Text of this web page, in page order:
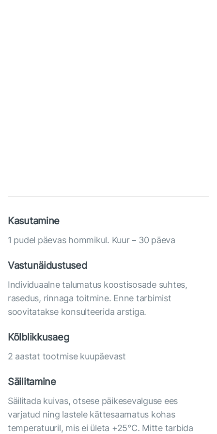
Kasutamine
1 pudel päevas hommikul. Kuur – 30 päeva
Vastunäidustused
Individuaalne talumatus koostisosade suhtes,
rasedus, rinnaga toitmine. Enne tarbimist
soovitatakse konsulteerida arstiga.
Kõlblikkusaeg
2 aastat tootmise kuupäevast
Säilitamine
Säilitada kuivas, otsese päikesevalguse ees
varjatud ning lastele kättesaamatus kohas
temperatuuril, mis ei ületa +25°С. Mitte tarbida